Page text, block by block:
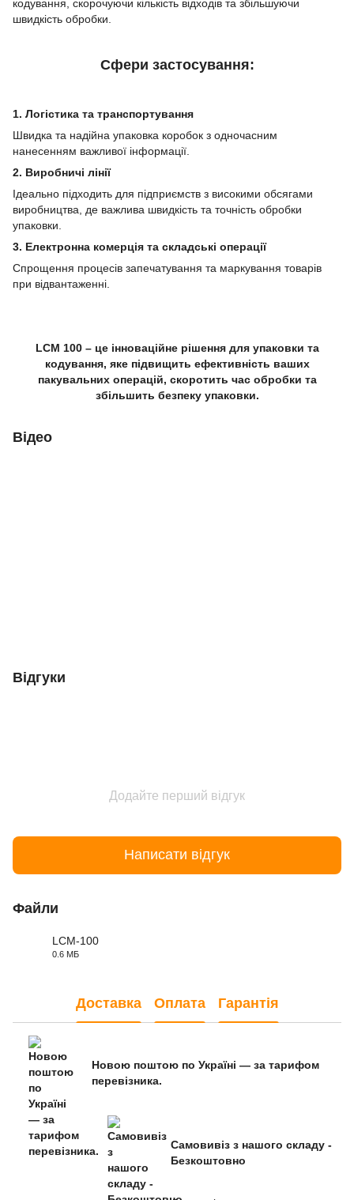
кодування, скорочуючи кількість відходів та збільшуючи
швидкість обробки.
Сфери застосування:
1. Логістика та транспортування
Швидка та надійна упаковка коробок з одночасним
нанесенням важливої ​​інформації.
2. Виробничі лінії
Ідеально підходить для підприємств з високими обсягами
виробництва, де важлива швидкість та точність обробки
упаковки.
3. Електронна комерція та складські операції
Спрощення процесів запечатування та маркування товарів
при відвантаженні.
LCM 100 – це інноваційне рішення для упаковки та
кодування, яке підвищить ефективність ваших
пакувальних операцій, скоротить час обробки та
збільшить безпеку упаковки.
Відео
Відгуки
Додайте перший відгук
Написати відгук
Файли
LCM-100
0.6 МБ
Доставка Оплата Гарантія
Новою поштою по Україні — за тарифом
перевізника.
Самовивіз з нашого складу -
Безкоштовно